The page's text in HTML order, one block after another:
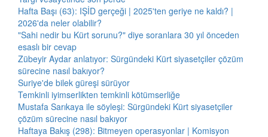
Hafta Başı (63): IŞİD gerçeği | 2025'ten geriye ne kaldı? |
2026'da neler olabilir?
"Sahi nedir bu Kürt sorunu?" diye soranlara 30 yıl önceden
esaslı bir cevap
Zübeyir Aydar anlatıyor: Sürgündeki Kürt siyasetçiler çözüm
sürecine nasıl bakıyor?
Suriye'de bilek güreşi sürüyor
Temkinli iyimserlikten temkinli kötümserliğe
Mustafa Sarıkaya ile söyleşi: Sürgündeki Kürt siyasetçiler
çözüm sürecine nasıl bakıyor
Haftaya Bakış (298): Bitmeyen operasyonlar | Komisyon